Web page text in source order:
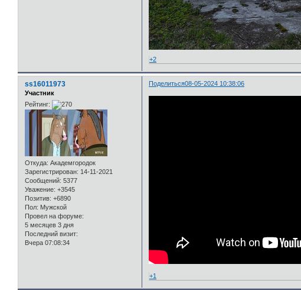
+2
Поделиться08-05-2024 10:38:06
ss16011973
Участник
Рейтинг:
Откуда: Академгородок
Зарегистрирован: 14-11-2021
Сообщений: 5377
Уважение: +3545
Позитив: +6890
Пол: Мужской
Провел на форуме:
5 месяцев 3 дня
Последний визит:
Вчера 07:08:34
+1